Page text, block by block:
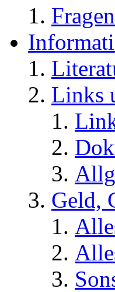
Links
Geld,